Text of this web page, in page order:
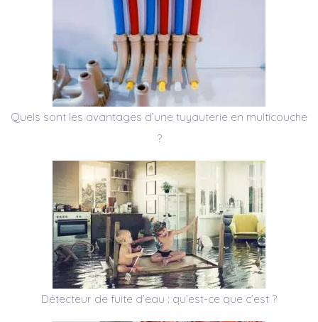
Quels sont les avantages d’une tuyauterie en multicouche
?
Détecteur de fuite d’eau : qu’est-ce que c’est ?